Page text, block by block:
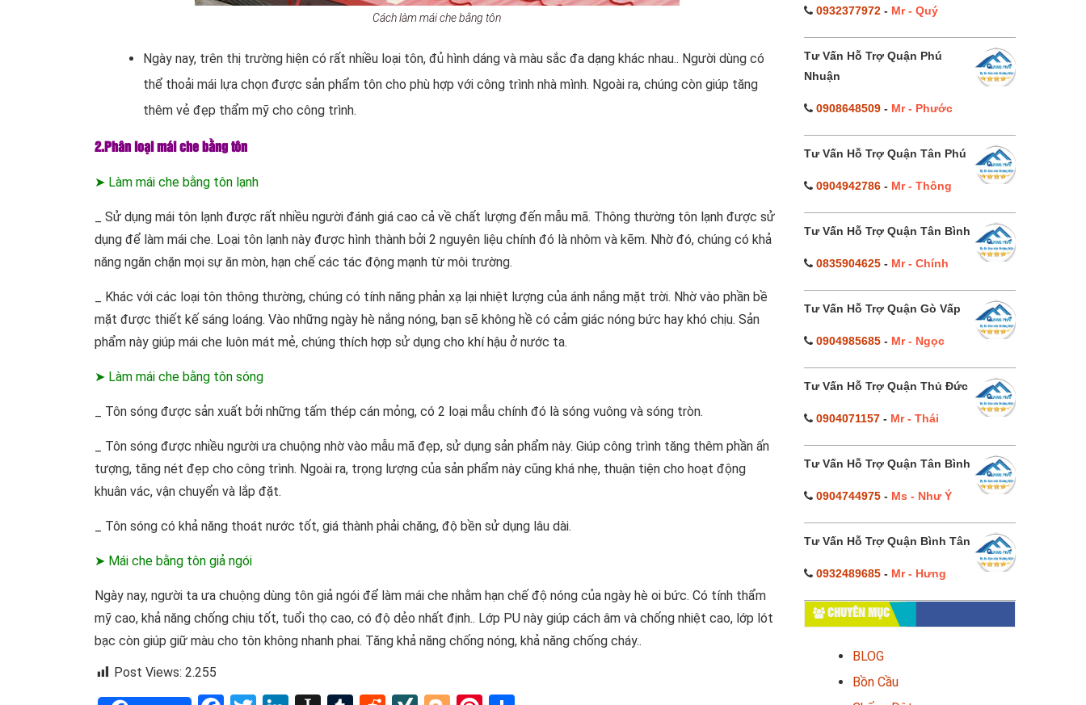
Cách làm mái che bằng tôn
Ngày nay, trên thị trường hiện có rất nhiều loại tôn, đủ hình dáng và màu sắc đa dạng khác nhau.. Người dùng có
thể thoải mái lựa chọn được sản phẩm tôn cho phù hợp với công trình nhà mình. Ngoài ra, chúng còn giúp tăng
thêm vẻ đẹp thẩm mỹ cho công trình.
2.Phân loại mái che bằng tôn
➤ Làm mái che bằng tôn lạnh
_ Sử dụng mái tôn lạnh được rất nhiều người đánh giá cao cả về chất lượng đến mẫu mã. Thông thường tôn lạnh được sử
dụng để làm mái che. Loại tôn lạnh này được hình thành bởi 2 nguyên liệu chính đó là nhôm và kẽm. Nhờ đó, chúng có khả
năng ngăn chặn mọi sự ăn mòn, hạn chế các tác động mạnh từ môi trường.
_ Khác với các loại tôn thông thường, chúng có tính năng phản xạ lại nhiệt lượng của ánh nắng mặt trời. Nhờ vào phần bề
mặt được thiết kế sáng loáng. Vào những ngày hè nắng nóng, bạn sẽ không hề có cảm giác nóng bức hay khó chịu. Sản
phẩm này giúp mái che luôn mát mẻ, chúng thích hợp sử dụng cho khí hậu ở nước ta.
➤ Làm mái che bằng tôn sóng
_ Tôn sóng được sản xuất bởi những tấm thép cán mỏng, có 2 loại mẫu chính đó là sóng vuông và sóng tròn.
_ Tôn sóng được nhiều người ưa chuộng nhờ vào mẫu mã đẹp, sử dụng sản phẩm này. Giúp công trình tăng thêm phần ấn
tượng, tăng nét đẹp cho công trình. Ngoài ra, trọng lượng của sản phẩm này cũng khá nhẹ, thuận tiện cho hoạt động
khuân vác, vận chuyển và lắp đặt.
_ Tôn sóng có khả năng thoát nước tốt, giá thành phải chăng, độ bền sử dụng lâu dài.
➤ Mái che bằng tôn giả ngói
Ngày nay, người ta ưa chuộng dùng tôn giả ngói để làm mái che nhằm hạn chế độ nóng của ngày hè oi bức. Có tính thẩm
mỹ cao, khả năng chống chịu tốt, tuổi thọ cao, có độ dẻo nhất định.. Lớp PU này giúp cách âm và chống nhiệt cao, lớp lót
bạc còn giúp giữ màu cho tôn không nhanh phai. Tăng khả năng chống nóng, khả năng chống cháy..
Post Views: 2.255
0932377972- Mr - Quý
Tư Vấn Hỗ Trợ Quận Phú
Nhuận
0908648509- Mr - Phước
Tư Vấn Hỗ Trợ Quận Tân Phú
0904942786- Mr - Thông
Tư Vấn Hỗ Trợ Quận Tân Bình
0835904625- Mr - Chính
Tư Vấn Hỗ Trợ Quận Gò Vấp
0904985685- Mr - Ngọc
Tư Vấn Hỗ Trợ Quận Thủ Đức
0904071157- Mr - Thái
Tư Vấn Hỗ Trợ Quận Tân Bình
0904744975- Ms - Như Ý
Tư Vấn Hỗ Trợ Quận Bình Tân
0932489685- Mr - Hưng
CHUYÊN MỤC
BLOG
Bồn Cầu